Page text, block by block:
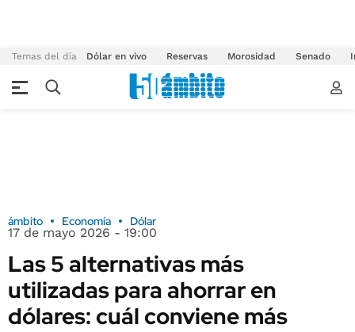
Temas del día Dólar en vivo Reservas Morosidad Senado
ámbito Economía Dólar
17 de mayo 2026 - 19:00
Las 5 alternativas más
utilizadas para ahorrar en
dólares: cuál conviene más